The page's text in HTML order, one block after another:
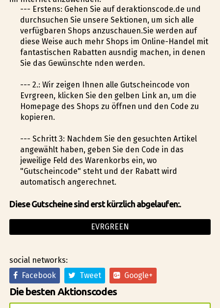
--- Erstens: Gehen Sie auf deraktionscode.de und
durchsuchen Sie unsere Sektionen, um sich alle
verfügbaren Shops anzuschauen.Sie werden auf
diese Weise auch mehr Shops im Online-Handel mit
fantastischen Rabatten ausfindig machen, in denen
Sie das Gewünschte finden werden.
--- 2.: Wir zeigen Ihnen alle Gutscheincode von
Evrgreen, klicken Sie den gelben Link an, um die
Homepage des Shops zu öffnen und den Code zu
kopieren.
--- Schritt 3: Nachdem Sie den gesuchten Artikel
angewählt haben, geben Sie den Code in das
jeweilige Feld des Warenkorbs ein, wo
"Gutscheincode" steht und der Rabatt wird
automatisch angerechnet.
Diese Gutscheine sind erst kürzlich abgelaufen:.
EVRGREEN
social networks:
Facebook
Tweet Google+
Die besten Aktionscodes